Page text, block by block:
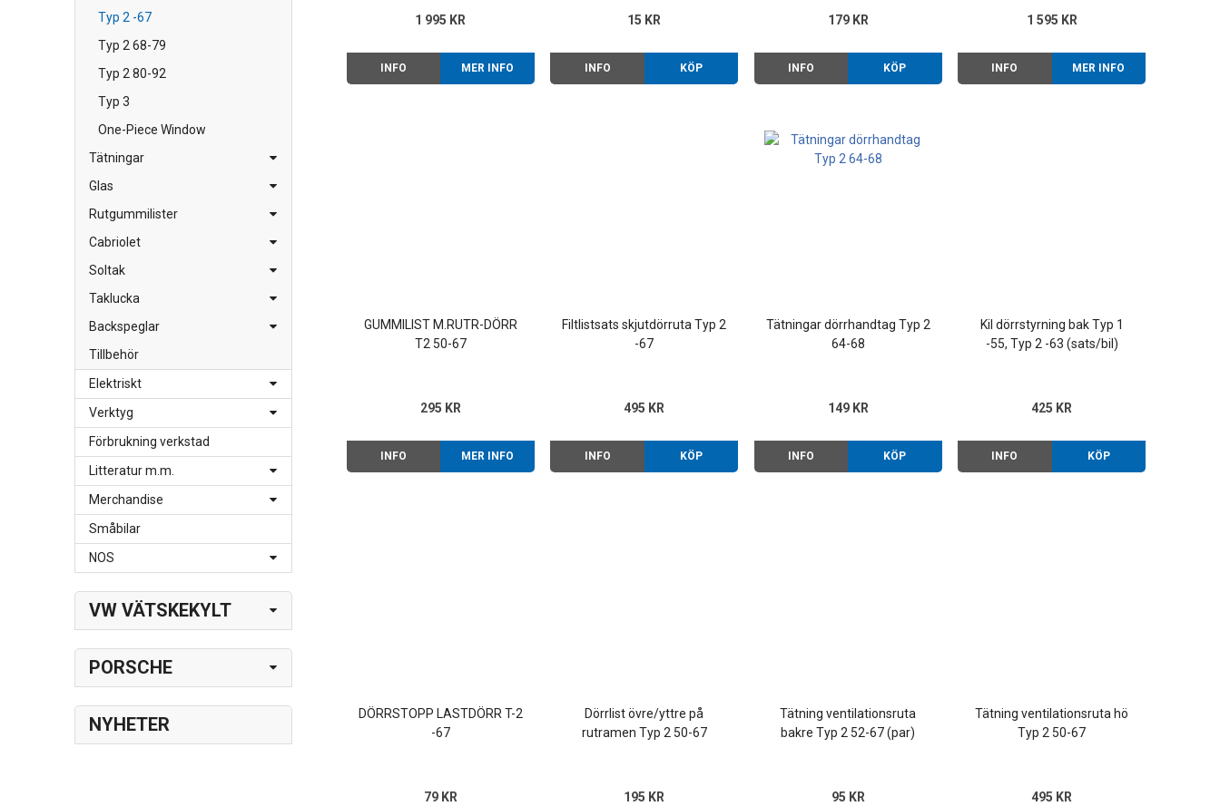
Typ 2 -67
Typ 2 68-79
Typ 2 80-92
Typ 3
One-Piece Window
Tätningar
Glas
Rutgummilister
Cabriolet
Soltak
Taklucka
Backspeglar
Tillbehör
Elektriskt
Verktyg
Förbrukning verkstad
Litteratur m.m.
Merchandise
Småbilar
NOS
VW VÄTSKEKYLT
PORSCHE
NYHETER
1 995 KR
INFO MER INFO
15 KR
INFO KÖP
179 KR
INFO KÖP
1 595 KR
INFO MER INFO
GUMMILIST M.RUTR-DÖRR
T2 50-67
295 KR
INFO MER INFO
Filtlistsats skjutdörruta Typ 2
-67
495 KR
INFO KÖP
Tätningar dörrhandtag Typ 2
64-68
149 KR
INFO KÖP
Kil dörrstyrning bak Typ 1
-55, Typ 2 -63 (sats/bil)
425 KR
INFO KÖP
DÖRRSTOPP LASTDÖRR T-2
-67
79 KR
Dörrlist övre/yttre på
rutramen Typ 2 50-67
195 KR
Tätning ventilationsruta
bakre Typ 2 52-67 (par)
95 KR
Tätning ventilationsruta hö
Typ 2 50-67
495 KR